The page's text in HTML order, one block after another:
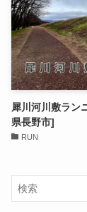
犀川河川敷ラン
県長野市]
RUN